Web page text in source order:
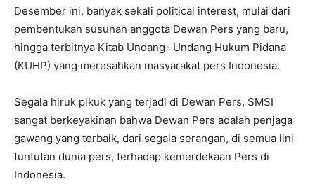
Desember ini, banyak sekali political interest, mulai dari
pembentukan susunan anggota Dewan Pers yang baru,
hingga terbitnya Kitab Undang- Undang Hukum Pidana
(KUHP) yang meresahkan masyarakat pers Indonesia.
Segala hiruk pikuk yang terjadi di Dewan Pers, SMSI
sangat berkeyakinan bahwa Dewan Pers adalah penjaga
gawang yang terbaik, dari segala serangan, di semua lini
tuntutan dunia pers, terhadap kemerdekaan Pers di
Indonesia.